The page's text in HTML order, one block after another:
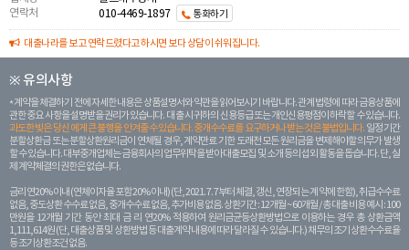
연락처
010-4469-1897 통화하기
대출나라를 보고 연락드렸다고 하시면 보다 상담이 쉬워집니다.
※ 유의사항
계약을 체결하기 전에 자세한 내용은 상품설명서와 약관을 읽어보시기 바랍니다. 관계 법령에 따라 금융상품에
관한 중요 사항을 설명받을 권리가 있습니다. 대 출 시 귀하의 신용등급 또는 개인신용평점이 하락할 수 있습니다.
과도한 빚은 당신 에게 큰 불행을 안겨줄 수 있습니다. 중개수수료를 요구하거나 받는 것은 불법입니다. 일정 기간
분할상환금 또는 분할상환원리금이 연체될 경우, 계약만료 기한 도래전 모든 원리금을 변제해야할 의무가 발생
할 수 있습니다. 대부중개업체는 금융회사의 업무위탁을 받아 대출모집 및 소개 등의 섭외 활동을 돕습니다. 단, 실
제 계약체결의 권한은 없습니다.
금리 연20% 이내 (연체이자율 포함 20% 이내) (단, 2021. 7. 7부터 체결, 갱신, 연장되는 계 약에 한함), 취급수수료
없음, 중도상환 수수료 없음, 중개수수료 없음, 추가비용 없음. 상환기간 : 12개월 ~ 60개월 / 총 대출 비용 예시 : 100
만원을 12개월 기간 동안 최대 금 리 연20% 적용하여 원리금균등상환방법으로 이용하는 경우 총 상환금액
1,111,614원 (단, 대출상품 및 상환방법 등 대출계약 내용에 따라 달라질 수 있습니다.) 채무의 조기 상환수수료율
등 조기상환조건 없음.